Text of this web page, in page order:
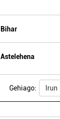
Bihar
Astelehena
Gehiago: Irun